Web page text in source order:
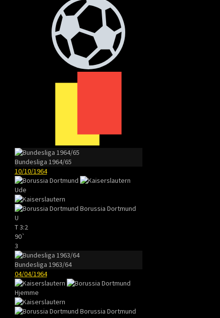
Bundesliga 1964/65
10/10/1964
Ude
Borussia Dortmund
U
T3:2
90`
3
Bundesliga 1963/64
04/04/1964
Hjemme
Borussia Dortmund